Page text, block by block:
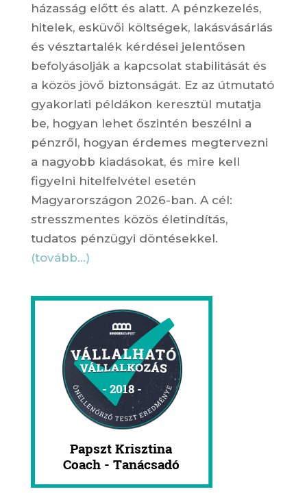
házasság előtt és alatt. A pénzkezelés,
hitelek, esküvői költségek, lakásvásárlás
és vésztartalék kérdései jelentősen
befolyásolják a kapcsolat stabilitását és
a közös jövő biztonságát. Ez az útmutató
gyakorlati példákon keresztül mutatja
be, hogyan lehet őszintén beszélni a
pénzről, hogyan érdemes megtervezni
a nagyobb kiadásokat, és mire kell
figyelni hitelfelvétel esetén
Magyarországon 2026-ban. A cél:
stresszmentes közös életindítás,
tudatos pénzügyi döntésekkel.
(tovább…)